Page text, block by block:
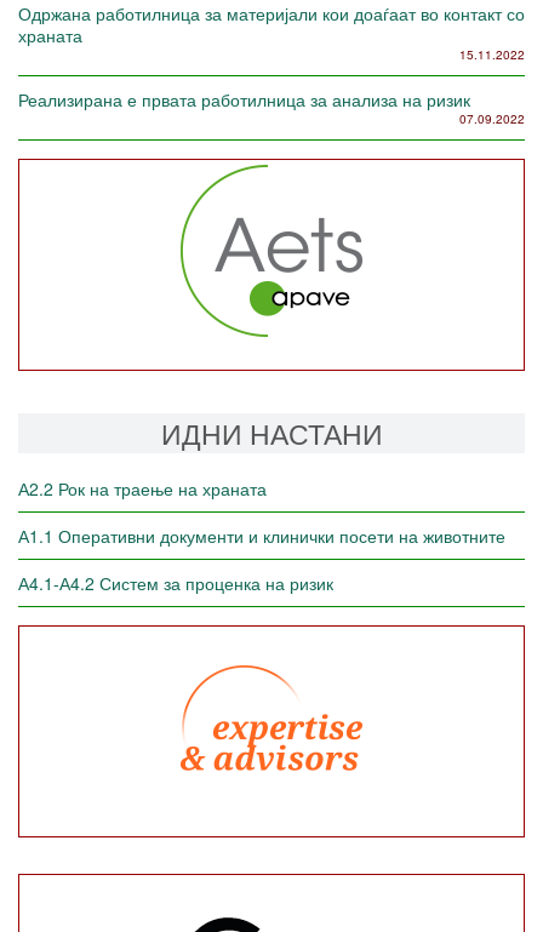
Одржана работилница за материјали кои доаѓаат во контакт со
храната
15.11.2022
Реализирана е првата работилница за анализа на ризик
07.09.2022
ИДНИ НАСТАНИ
А2.2 Рок на траење на храната
А1.1 Оперативни документи и клинички посети на животните
А4.1-А4.2 Систем за проценка на ризик